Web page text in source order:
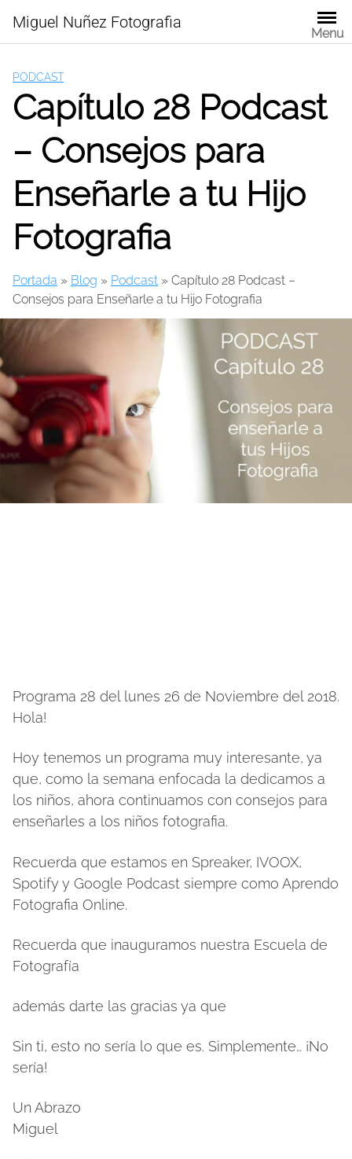
content
Miguel Nuñez Fotografia
Menu
PODCAST
Capítulo 28 Podcast
– Consejos para
Enseñarle a tu Hijo
Fotografia
Portada » Blog » Podcast » Capítulo 28 Podcast –
Consejos para Enseñarle a tu Hijo Fotografia
Programa 28 del lunes 26 de Noviembre del 2018.
Hola!
Hoy tenemos un programa muy interesante, ya
que, como la semana enfocada la dedicamos a
los niños, ahora continuamos con consejos para
enseñarles a los niños fotografia.
Recuerda que estamos en Spreaker, IVOOX,
Spotify y Google Podcast siempre como Aprendo
Fotografia Online.
Recuerda que inauguramos nuestra Escuela de
Fotografía
además darte las gracias ya que
Sin ti, esto no sería lo que es. Simplemente… ¡No
sería!
Un Abrazo
Miguel